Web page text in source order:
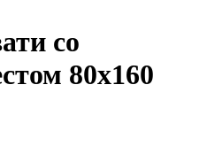
со
80х160